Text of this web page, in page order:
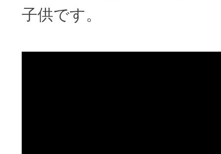
子供です。